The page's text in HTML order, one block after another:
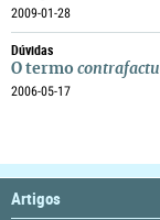
2009-01-28
Dúvidas
O termo
2006-05-17
Artigos